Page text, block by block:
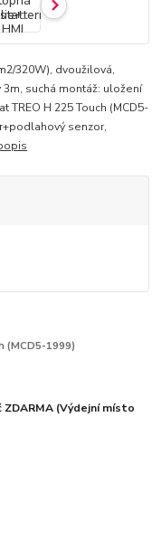
320W), dvoužilová,
suchá montáž: uložení
H 225 Touch (MCD5-
senzor,
(MCD5-1999)
ZDARMA (Výdejní místo